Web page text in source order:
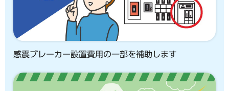
感震ブレーカー設置費用の一部を補助します